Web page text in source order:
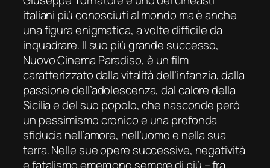
italiani più conosciutial mondo ma è anche
una figura enigmatica, a volte difficile da
inquadrare. Il suo più grande successo,
Nuovo Cinema Paradiso, è un film
caratterizzato dalla vitalità dell’infanzia, dalla
passione dell’adolescenza, dal calore della
Sicilia e del suo popolo, che nasconde però
un pessimismo cronico e una profonda
sfiducia nell’amore, nell’uomo e nella sua
terra. Nelle sueopere successive, negatività
e fatalismo emergono sempredi più – fra